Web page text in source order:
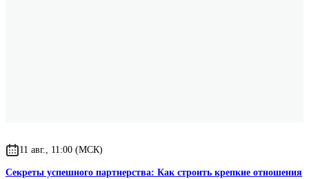
11 авг., 11:00 (МСК)
Секреты успешного партнерства: Как строить крепкие отношения